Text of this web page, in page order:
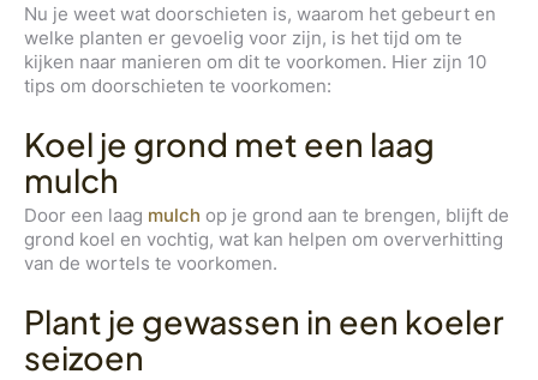
Nu je weet wat doorschieten is, waarom het gebeurt en
welke planten er gevoelig voor zijn, is het tijd om te
kijken naar manieren om dit te voorkomen. Hier zijn 10
tips om doorschieten te voorkomen:
Koel je grond met een laag
mulch
Door een laag mulch op je grond aan te brengen, blijft de
grond koel en vochtig, wat kan helpen om oververhitting
van de wortels te voorkomen.
Plant je gewassen in een koeler
seizoen